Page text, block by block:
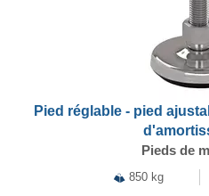
Pied réglable - pied
Pieds de
850 kg